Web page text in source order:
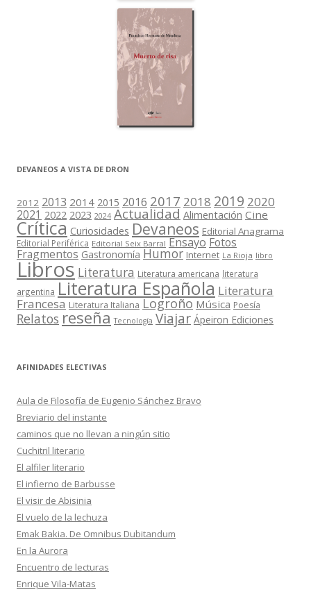
DEVANEOS A VISTA DE DRON
2012 2013 2014 2015 2016 2017 2018 2019 2020
2021 2022 2023 2024 Actualidad Alimentación Cine
Crítica Curiosidades Devaneos Editorial Anagrama
Editorial Periférica Editorial Seix Barral Ensayo Fotos
Fragmentos Gastronomía Humor Internet La Rioja libro
Libros Literatura Literatura americana literatura
argentina Literatura Española Literatura
Francesa Literatura Italiana Logroño Música Poesía
Relatos reseña Tecnología Viajar Ápeiron Ediciones
AFINIDADES ELECTIVAS
Aula de Filosofía de Eugenio Sánchez Bravo
Breviario del instante
caminos que no llevan a ningún sitio
Cuchitril literario
El alfiler literario
El infierno de Barbusse
El visir de Abisinia
El vuelo de la lechuza
Emak Bakia. De Omnibus Dubitandum
En la Aurora
Encuentro de lecturas
Enrique Vila-Matas